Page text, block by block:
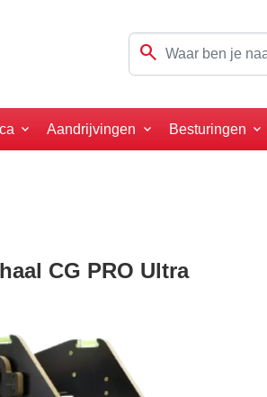
search
Aandrijvingen Besturingen
CG PRO Ultra